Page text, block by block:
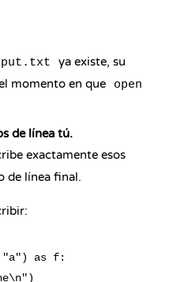
ya existe, su
momento en que
open
de línea tú.
exactamente esos
de línea final.
"a") as f: